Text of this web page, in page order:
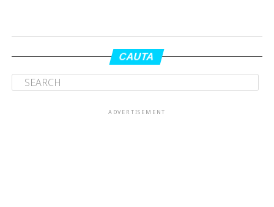
CAUTA
ADVERTISEMENT